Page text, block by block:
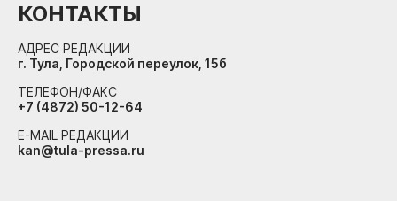
КОНТАКТЫ
АДРЕС РЕДАКЦИИ
г. Тула, Городской переулок, 15б
ТЕЛЕФОН/ФАКС
+7 (4872) 50-12-64
E-MAIL РЕДАКЦИИ
kan@tula-pressa.ru